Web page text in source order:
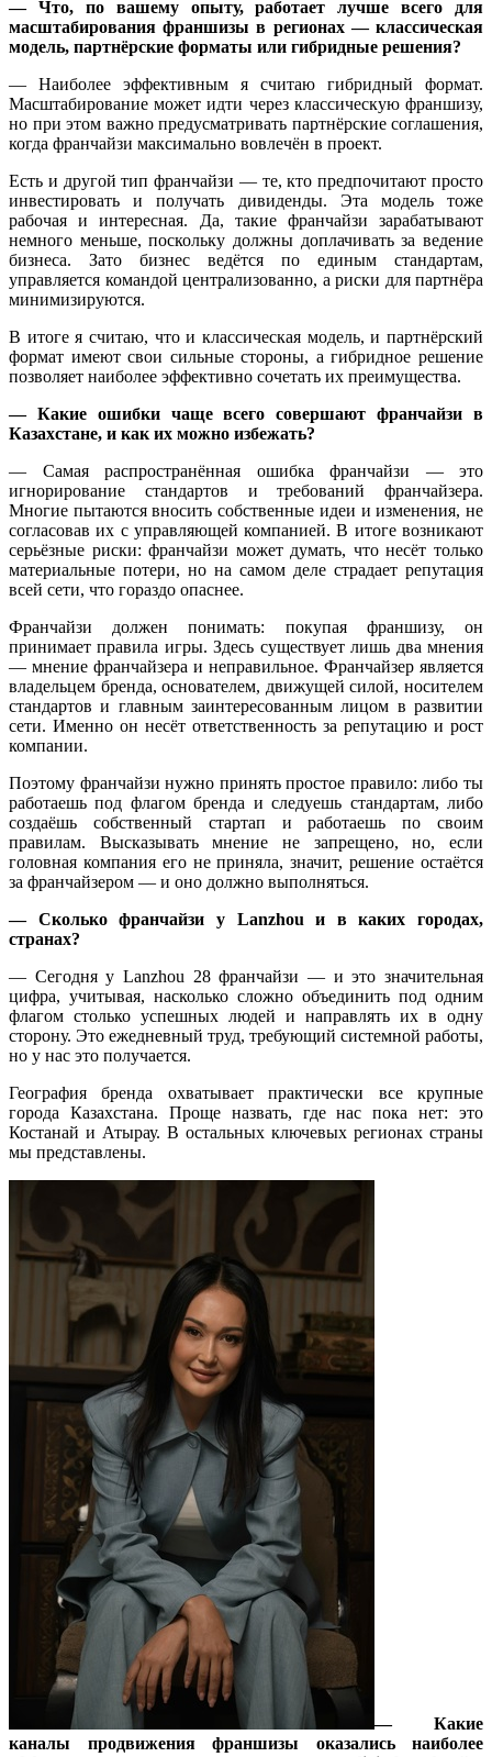
— Что, по вашему опыту, работает лучше всего для
масштабирования франшизы в регионах — классическая
модель, партнёрские форматы или гибридные решения?
— Наиболее эффективным я считаю гибридный формат.
Масштабирование может идти через классическую франшизу,
но при этом важно предусматривать партнёрские соглашения,
когда франчайзи максимально вовлечён в проект.
Есть и другой тип франчайзи — те, кто предпочитают просто
инвестировать и получать дивиденды. Эта модель тоже
рабочая и интересная. Да, такие франчайзи зарабатывают
немного меньше, поскольку должны доплачивать за ведение
бизнеса. Зато бизнес ведётся по единым стандартам,
управляется командой централизованно, а риски для партнёра
минимизируются.
В итоге я считаю, что и классическая модель, и партнёрский
формат имеют свои сильные стороны, а гибридное решение
позволяет наиболее эффективно сочетать их преимущества.
— Какие ошибки чаще всего совершают франчайзи в
Казахстане, и как их можно избежать?
— Самая распространённая ошибка франчайзи — это
игнорирование стандартов и требований франчайзера.
Многие пытаются вносить собственные идеи и изменения, не
согласовав их с управляющей компанией. В итоге возникают
серьёзные риски: франчайзи может думать, что несёт только
материальные потери, но на самом деле страдает репутация
всей сети, что гораздо опаснее.
Франчайзи должен понимать: покупая франшизу, он
принимает правила игры. Здесь существует лишь два мнения
— мнение франчайзера и неправильное. Франчайзер является
владельцем бренда, основателем, движущей силой, носителем
стандартов и главным заинтересованным лицом в развитии
сети. Именно он несёт ответственность за репутацию и рост
компании.
Поэтому франчайзи нужно принять простое правило: либо ты
работаешь под флагом бренда и следуешь стандартам, либо
создаёшь собственный стартап и работаешь по своим
правилам. Высказывать мнение не запрещено, но, если
головная компания его не приняла, значит, решение остаётся
за франчайзером — и оно должно выполняться.
— Сколько франчайзи у Lanzhou и в каких городах,
странах?
— Сегодня у Lanzhou 28 франчайзи — и это значительная
цифра, учитывая, насколько сложно объединить под одним
флагом столько успешных людей и направлять их в одну
сторону. Это ежедневный труд, требующий системной работы,
но у нас это получается.
География бренда охватывает практически все крупные
города Казахстана. Проще назвать, где нас пока нет: это
Костанай и Атырау. В остальных ключевых регионах страны
мы представлены.
— Какие
каналы продвижения франшизы оказались наиболее